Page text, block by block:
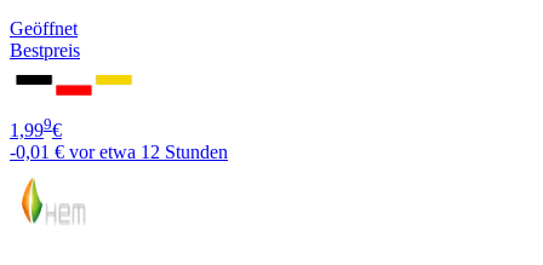
Geöffnet
Bestpreis
1,999€
-0,01 € vor etwa 12 Stunden